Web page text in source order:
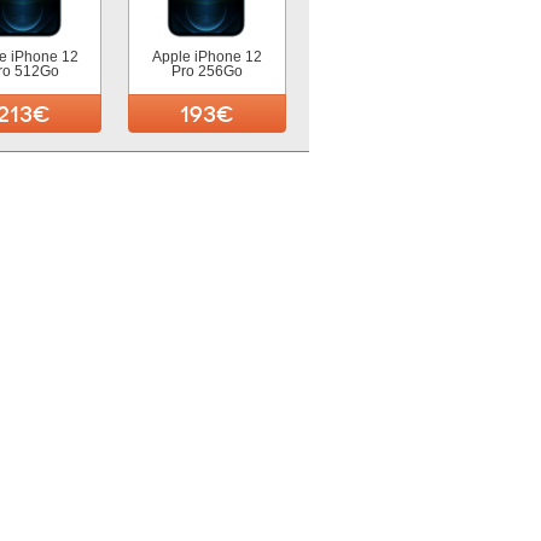
iPhone 12
512Go
Apple iPhone 12
Pro 256Go
193€